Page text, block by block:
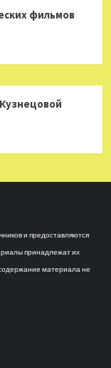
фильмов
и предоставляются
принадлежат их
материала не